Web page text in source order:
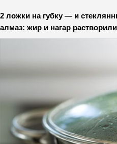
2 ложки на губку — и
алмаз: жир и нагар